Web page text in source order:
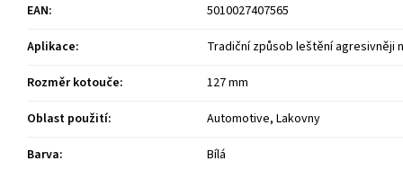
EAN:
5010027407565
Aplikace:
Tradiční způsob leštění agresivněji
Rozměr kotouče:
127 mm
Oblast použití:
Automotive, Lakovny
Barva:
Bílá